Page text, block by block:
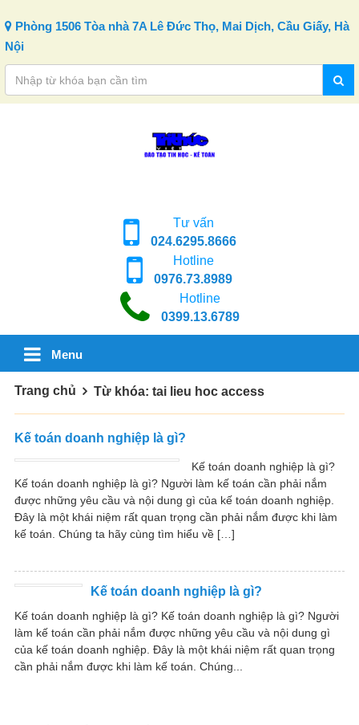
Phòng 1506 Tòa nhà 7A Lê Đức Thọ, Mai Dịch, Cầu Giấy, Hà
Nội
Tư vấn
024.6295.8666
Hotline
0976.73.8989
Hotline
0399.13.6789
Menu
Trang chủ Từ khóa: tai lieu hoc access
Kế toán doanh nghiệp là gì?
Kế toán doanh nghiệp là gì?
Kế toán doanh nghiệp là gì? Người làm kế toán cần phải nắm
được những yêu cầu và nội dung gì của kế toán doanh nghiệp.
Đây là một khái niệm rất quan trọng cần phải nắm được khi làm
kế toán. Chúng ta hãy cùng tìm hiểu về […]
Kế toán doanh nghiệp là gì?
Kế toán doanh nghiệp là gì? Kế toán doanh nghiệp là gì? Người
làm kế toán cần phải nắm được những yêu cầu và nội dung gì
của kế toán doanh nghiệp. Đây là một khái niệm rất quan trọng
cần phải nắm được khi làm kế toán. Chúng...